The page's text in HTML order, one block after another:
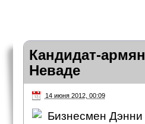
Кандидат-
Неваде
14 июня 2012, 00:09
Бизнесмен